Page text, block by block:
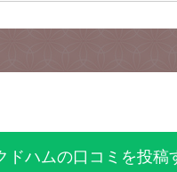
ドハムの口コミを投稿